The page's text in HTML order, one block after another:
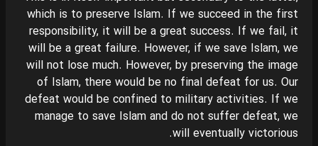
which is to preserve Islam. If we succeed in the first
responsibility, it will be a great success. If we fail, it
will be a great failure. However, if we save Islam, we
will not lose much. However, by preserving the image
of Islam, there would be no final defeat for us. Our
defeat would be confined to military activities. If we
manage to save Islam and do not suffer defeat, we
will eventually victorious.